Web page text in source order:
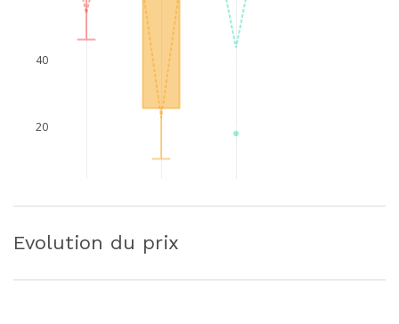
20
40
Evolution du prix